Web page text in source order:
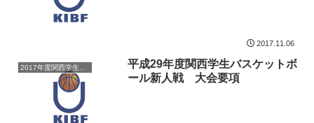
2017.11.06
平成29年度関西学生バスケットボ
ール新人戦 大会要項